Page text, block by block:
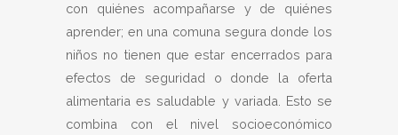
con quiénes acompañarse y de quiénes
aprender; en una comuna segura donde los
niños no tienen que estar encerrados para
efectos de seguridad o donde la oferta
alimentaria es saludable y variada. Esto se
combina con el nivel socioeconómico